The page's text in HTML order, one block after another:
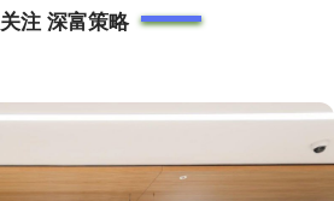
关注 深富策略